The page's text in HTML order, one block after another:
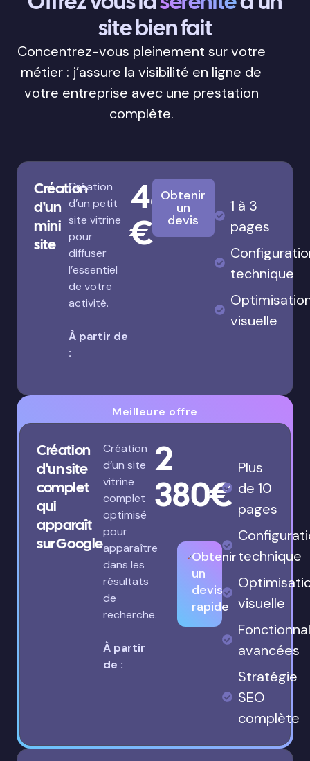
site bien fait
Concentrez-vous pleinement sur votre
métier : j’assure la visibilité en ligne de
votre entreprise avec une prestation
complète.
Création
d'un
mini
site
Création
d’un petit
site vitrine
pour
diffuser
l’essentiel
de votre
activité.
À partir de
:
480
€
Obtenir
un
devis
1 à 3
pages
technique
visuelle
Meilleure offre
Création
d'un site
complet
qui
apparaît
sur Google
Création
d’un site
vitrine
complet
optimisé
pour
apparaître
dans les
résultats
de
recherche.
À partir
de :
2
380€
Obtenir
un
devis
rapide
Plus
de 10
pages
technique
visuelle
avancées
Stratégie
SEO
complète